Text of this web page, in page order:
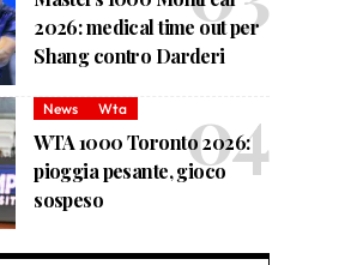
2026: medical time out per
Shang contro Darderi
News Wta
WTA 1000 Toronto 2026:
pioggia pesante, gioco
sospeso